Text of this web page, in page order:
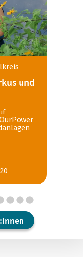
und
101112